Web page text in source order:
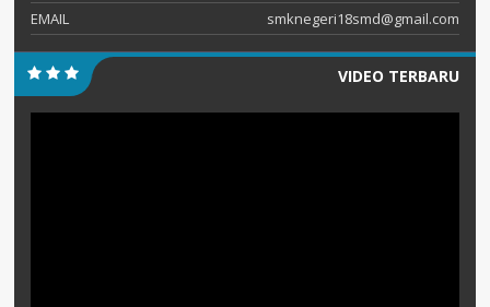
EMAIL
smknegeri18smd@gmail.com
VIDEO TERBARU